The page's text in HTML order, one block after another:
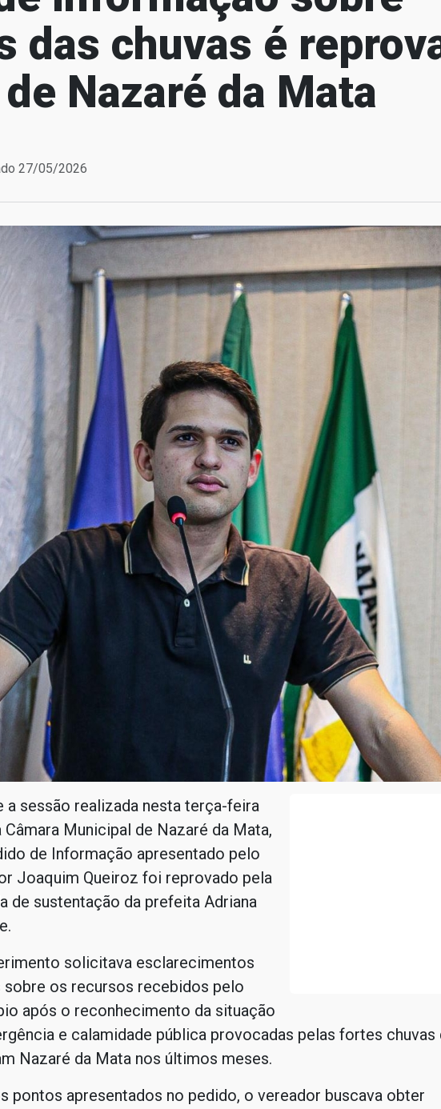
das chuvas é
Nazaré da Mata
27/05/2026
a sessão realizada nesta terça-feira
Câmara Municipal de Nazaré da Mata,
de Informação apresentado pelo
Joaquim Queiroz foi reprovado pela
de sustentação da prefeita Adriana
solicitava esclarecimentos
sobre os recursos recebidos pelo
após o reconhecimento da situação
e calamidade pública provocadas pelas fortes chuvas
Nazaré da Mata nos últimos meses.
pontos apresentados no pedido, o vereador buscava obter